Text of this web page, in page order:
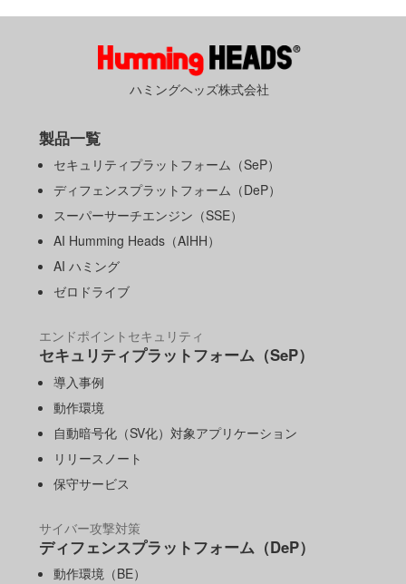
ハミングヘッズ株式会社
製品一覧
セキュリティプラットフォーム（SeP）
ディフェンスプラットフォーム（DeP）
スーパーサーチエンジン（SSE）
AI Humming Heads（AIHH）
AI ハミング
ゼロドライブ
エンドポイントセキュリティ
セキュリティプラットフォーム（SeP）
導入事例
動作環境
自動暗号化（SV化）対象アプリケーション
リリースノート
保守サービス
サイバー攻撃対策
ディフェンスプラットフォーム（DeP）
動作環境（BE）